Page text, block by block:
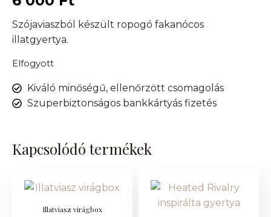
Szójaviaszból készült ropogó fakanócos
illatgyertya.
Elfogyott
Kiváló minőségű, ellenőrzött csomagolás
Szuperbiztonságos bankkártyás fizetés
Kapcsolódó termékek
Illatviasz virágbox